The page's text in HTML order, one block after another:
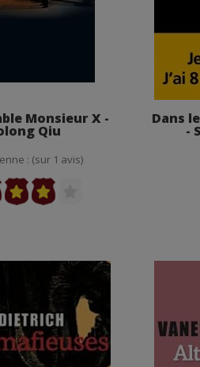
Monsieur X -
Qiu
: (sur 1 avis)
Dans
-